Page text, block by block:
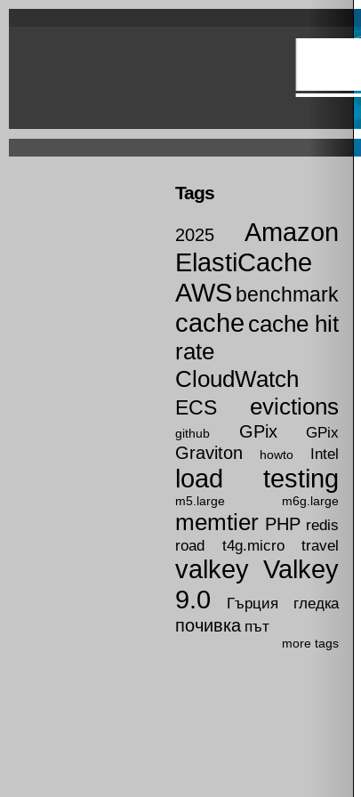
Tags
2025
Amazon
ElastiCache
AWS benchmark
cache cache hit
rate
CloudWatch
ECS evictions
github GPix GPix
Graviton howto Intel
load testing
m5.large m6g.large
memtier PHP redis
road
t4g.micro travel
valkey Valkey
9.0
Гърция гледка
почивка път
more tags